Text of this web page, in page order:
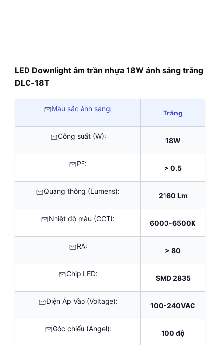
LED Downlight âm trần nhựa 18W ánh sáng trắng
DLC-18T
Màu sắc ánh sáng:
Trắng
Công suất (W):
18W
PF:
> 0.5
Quang thông (Lumens):
2160 Lm
Nhiệt độ màu (CCT):
6000-6500K
RA:
> 80
Chip LED:
SMD 2835
Điện Áp Vào (Voltage):
100-240VAC
Góc chiếu (Angel):
100 độ